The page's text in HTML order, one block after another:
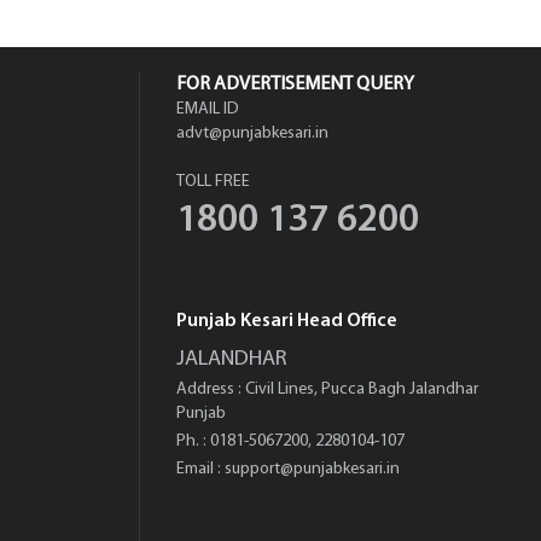
FOR ADVERTISEMENT QUERY
EMAIL ID
advt@punjabkesari.in
TOLL FREE
1800 137 6200
Punjab Kesari Head Office
JALANDHAR
Address : Civil Lines, Pucca Bagh Jalandhar
Punjab
Ph. : 0181-5067200, 2280104-107
Email : support@punjabkesari.in